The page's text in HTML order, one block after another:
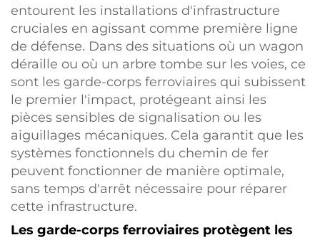
entourent les installations d'infrastructure
cruciales en agissant comme première ligne
de défense. Dans des situations où un wagon
déraille ou où un arbre tombe sur les voies, ce
sont les garde-corps ferroviaires qui subissent
le premier l'impact, protégeant ainsi les
pièces sensibles de signalisation ou les
aiguillages mécaniques. Cela garantit que les
systèmes fonctionnels du chemin de fer
peuvent fonctionner de manière optimale,
sans temps d'arrêt nécessaire pour réparer
cette infrastructure.
Les garde-corps ferroviaires protègent les